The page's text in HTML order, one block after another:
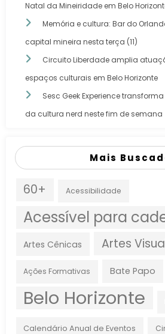
Natal da Mineiridade em Belo
Memória e cultura: Bar do
capital mineira nesta terça (11)
Circuito Liberdade amplia
espaços culturais em Belo Horizonte
Sesc Geek Experience
da cultura nerd neste fim de semana
Mais
60+ Acessibilidade
Acessível para
Artes Cênicas Artes
Ações Formativas Bate Papo
Belo Horizonte
Calendário Anual de Eventos